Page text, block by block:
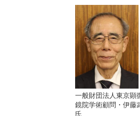
一般財団法人東京顕
鏡院学術顧問・伊藤
氏